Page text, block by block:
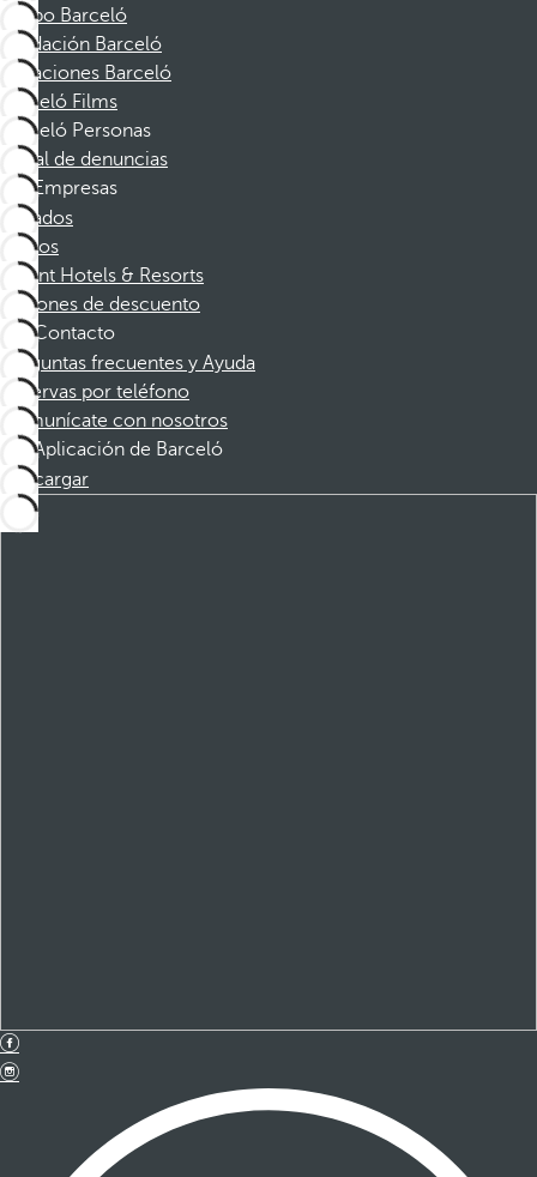
Grupo Barceló
Fundación Barceló
Vacaciones Barceló
Barceló Films
Barceló Personas
Canal de denuncias
Empresas
Afiliados
Socios
Dorint Hotels & Resorts
Cupones de descuento
Contacto
Preguntas frecuentes y Ayuda
Reservas por teléfono
Comunícate con nosotros
Aplicación de Barceló
Descargar